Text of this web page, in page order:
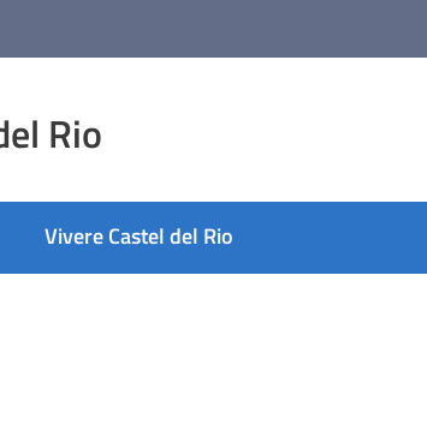
Rio
Vivere Castel del Rio